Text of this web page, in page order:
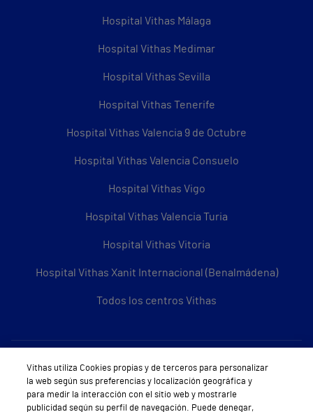
Hospital Vithas Málaga
Hospital Vithas Medimar
Hospital Vithas Sevilla
Hospital Vithas Tenerife
Hospital Vithas Valencia 9 de Octubre
Hospital Vithas Valencia Consuelo
Hospital Vithas Vigo
Hospital Vithas Valencia Turia
Hospital Vithas Vitoria
Hospital Vithas Xanit Internacional (Benalmádena)
Todos los centros Vithas
Sobre Vithas
Quiénes somos
Vithas utiliza Cookies propias y de terceros para personalizar
la web según sus preferencias y localización geográfica y
para medir la interacción con el sitio web y mostrarle
publicidad según su perfil de navegación. Puede denegar,